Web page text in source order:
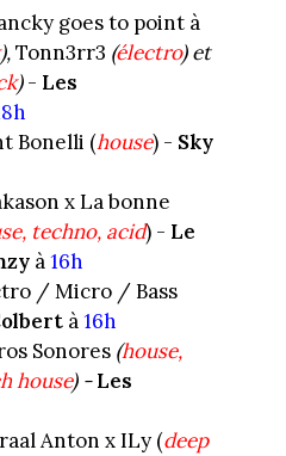
goes to point à
),Tonn3rr3 (électro) et
)- Les
Bonelli (house) - Sky
x La bonne
techno, acid) - Le
à16h
/ Micro / Bass
à16h
Sonores (house,
house) - Les
Anton x ILy (deep